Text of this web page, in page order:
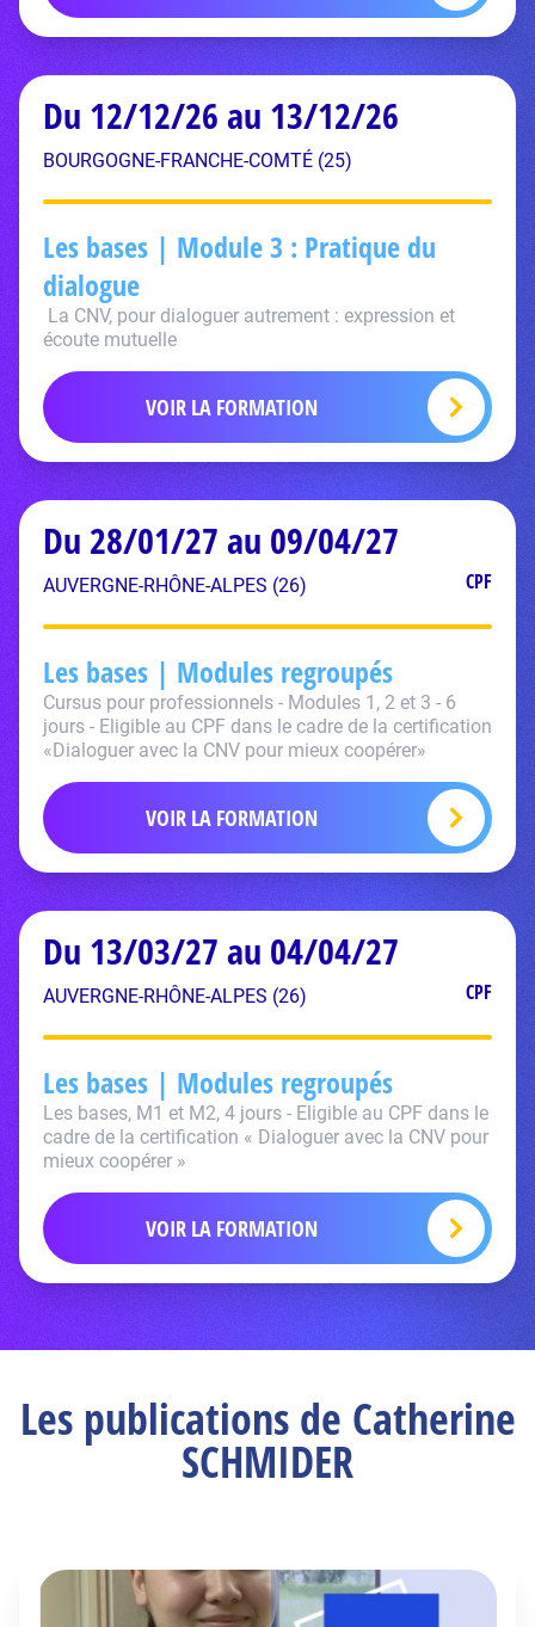
Du 12/12/26 au 13/12/26
BOURGOGNE-FRANCHE-COMTÉ (25)
Les bases | Module 3 : Pratique du
dialogue
La CNV, pour dialoguer autrement : expression et
écoute mutuelle
VOIR LA FORMATION
Du 28/01/27 au 09/04/27
AUVERGNE-RHÔNE-ALPES (26) CPF
Les bases | Modules regroupés
Cursus pour professionnels - Modules 1, 2 et 3 - 6
jours - Eligible au CPF dans le cadre de la certification
«Dialoguer avec la CNV pour mieux coopérer»
VOIR LA FORMATION
Du 13/03/27 au 04/04/27
AUVERGNE-RHÔNE-ALPES (26) CPF
Les bases | Modules regroupés
Les bases, M1 et M2, 4 jours - Eligible au CPF dans le
cadre de la certification « Dialoguer avec la CNV pour
mieux coopérer »
VOIR LA FORMATION
Les publications de Catherine
SCHMIDER